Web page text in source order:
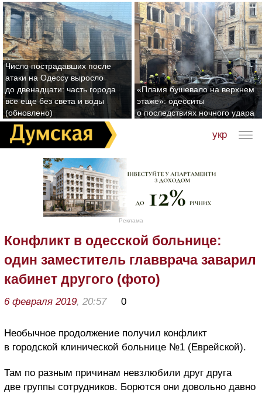
Число пострадавших после
атаки на Одессу выросло
до двенадцати: часть города
все еще без света и воды
(обновлено)
«Пламя бушевало на верхнем
этаже»: одесситы
о последствиях ночного удара
укр
Реклама
Конфликт в одесской больнице:
один заместитель главврача заварил
кабинет другого (фото)
6 февраля 2019, 20:57 0
Необычное продолжение получил конфликт
в городской клинической больнице №1 (Еврейской).
Там по разным причинам невзлюбили друг друга
две группы сотрудников. Борются они довольно давно